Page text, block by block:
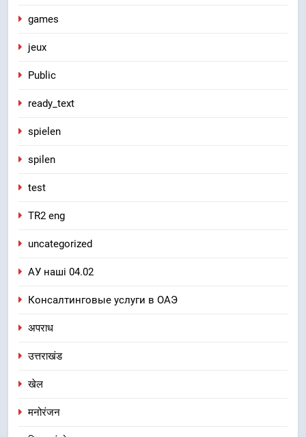
games
jeux
Public
ready_text
spielen
spilen
test
TR2 eng
uncategorized
АУ наші 04.02
Консалтинговые услуги в ОАЭ
अपराध
उत्तराखंड
खेल
मनोरंजन